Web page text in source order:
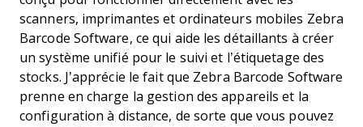
scanners, imprimantes et ordinateurs mobiles Zebra
Barcode Software, ce qui aide les détaillants à créer
un système unifié pour le suivi et l’étiquetage des
stocks. J’apprécie le fait que Zebra Barcode Software
prenne en charge la gestion des appareils et la
configuration à distance, de sorte que vous pouvez